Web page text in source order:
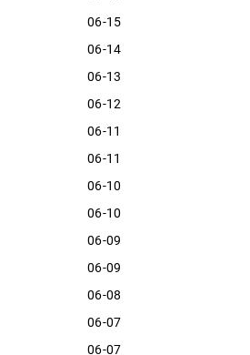
06-15
06-14
06-13
06-12
06-11
06-11
06-10
06-10
06-09
06-09
06-08
06-07
06-07